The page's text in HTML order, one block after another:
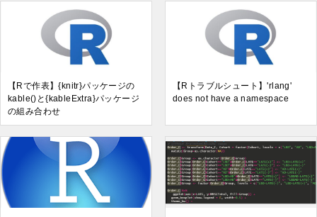
【Rで作表】{knitr}パッケージの
kable()と{kableExtra}パッケージ
の組み合わせ
【Rトラブルシュート】'rlang'
does not have a namespace